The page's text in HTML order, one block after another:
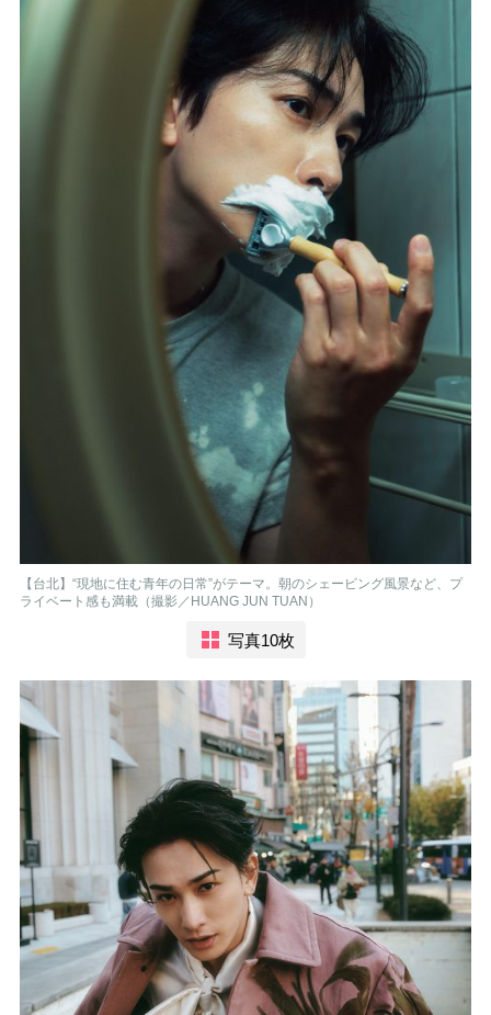
【台北】“現地に住む青年の日常”がテーマ。朝のシェービング風景など、プ
ライベート感も満載（撮影／HUANG JUN TUAN）
写真10枚